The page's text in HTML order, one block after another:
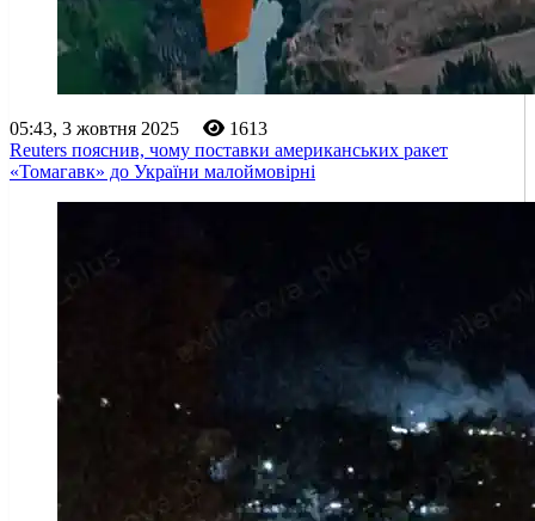
05:43, 3 жовтня 2025
1613
Reuters пояснив, чому поставки американських ракет
«Томагавк» до України малоймовірні